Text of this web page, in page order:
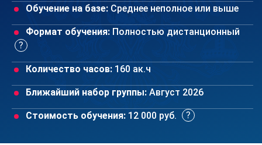
Обучение на базе: Среднее неполное или выше
Формат обучения: Полностью дистанционный
Количество часов: 160 ак.ч
Ближайший набор группы: Август 2026
Стоимость обучения: 12 000 руб.